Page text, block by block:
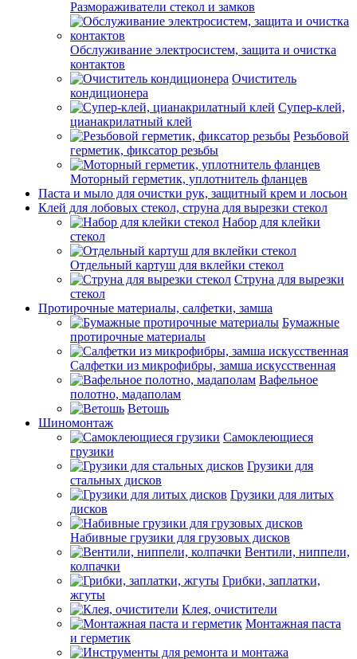
Размораживатели стекол и замков
Обслуживание электросистем, защита и очистка
контактов
Очиститель
кондиционера
Супер-клей,
цианакрилатный клей
Резьбовой
герметик, фиксатор резьбы
Моторный герметик, уплотнитель фланцев
Паста и мыло для очистки рук, защитный крем и лосьон
Клей для лобовых стекол, струна для вырезки стекол
Набор для клейки
стекол
Отдельный картуш для вклейки стекол
Струна для вырезки
стекол
Протирочные материалы, салфетки, замша
Бумажные
протирочные материалы
Салфетки из микрофибры, замша искусственная
Вафельное
полотно, мадаполам
Ветошь
Шиномонтаж
Самоклеющиеся
грузики
Грузики для
стальных дисков
Грузики для литых
дисков
Набивные грузики для грузовых дисков
Вентили, ниппели,
колпачки
Грибки, заплатки,
жгуты
Клея, очистители
Монтажная паста
и герметик